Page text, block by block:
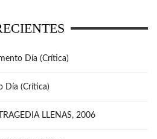
Día (Crítica)
Día (Crítica)
LLENAS, 2006